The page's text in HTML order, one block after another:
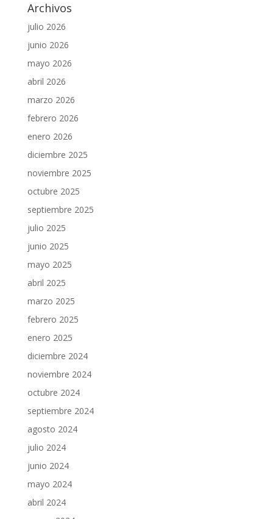
Archivos
julio 2026
junio 2026
mayo 2026
abril 2026
marzo 2026
febrero 2026
enero 2026
diciembre 2025
noviembre 2025
octubre 2025
septiembre 2025
julio 2025
junio 2025
mayo 2025
abril 2025
marzo 2025
febrero 2025
enero 2025
diciembre 2024
noviembre 2024
octubre 2024
septiembre 2024
agosto 2024
julio 2024
junio 2024
mayo 2024
abril 2024